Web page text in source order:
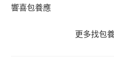
響喜包養應
更多找包